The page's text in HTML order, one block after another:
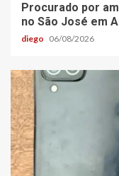
Procurado por
no São José em
diego 06/08/2026